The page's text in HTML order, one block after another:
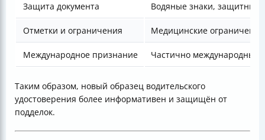
Защита документа Водяные знаки, защитные
Отметки и ограничения Медицинские
Международное признание Частично международные
Таким образом, новый образец водительского
удостоверения более информативен и защищён от
подделок.